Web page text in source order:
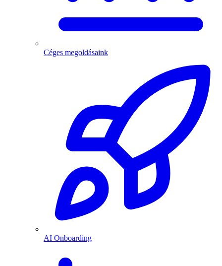
Céges megoldásaink
AI Onboarding